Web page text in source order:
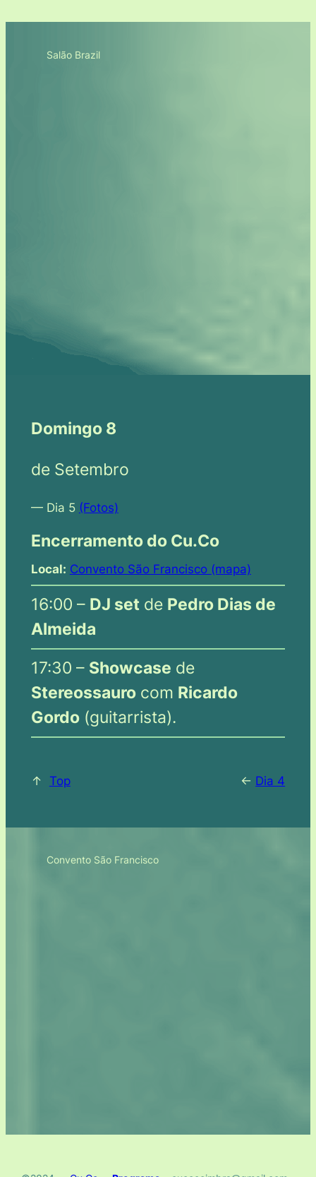
Salão Brazil
Domingo 8
de Setembro
— Dia 5 (Fotos)
Encerramento do Cu.Co
Local: Convento São Francisco (mapa)
16:00 – DJ setde Pedro Dias de
Almeida
17:30 – Showcase de
Stereossaurocom Ricardo
Gordo(guitarrista).
↑ Top <- Dia 4
Convento São Francisco